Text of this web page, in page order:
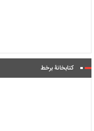
کتابخانۀ برخط